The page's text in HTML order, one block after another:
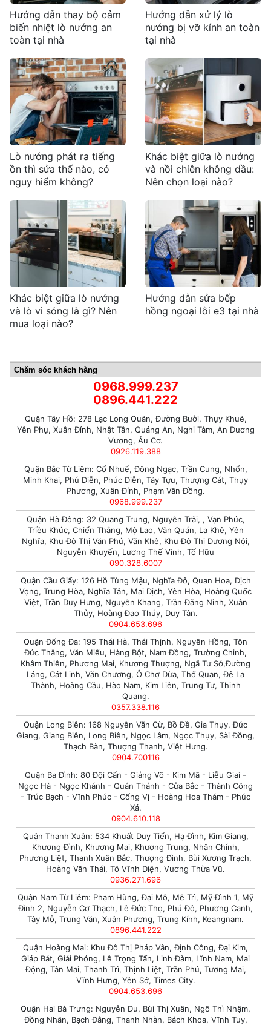
Hướng dẫn thay bộ cảm
biến nhiệt lò nướng an
toàn tại nhà
Hướng dẫn xử lý lò
nướng bị vỡ kính an toàn
tại nhà
Lò nướng phát ra tiếng
ồn thì sửa thế nào, có
nguy hiểm không?
Khác biệt giữa lò nướng
và nồi chiên không dầu:
Nên chọn loại nào?
Khác biệt giữa lò nướng
và lò vi sóng là gì? Nên
mua loại nào?
Hướng dẫn sửa bếp
hồng ngoại lỗi e3​ tại nhà
Chăm sóc khách hàng
0968.999.237
0896.441.222
Quận Tây Hồ: 278 Lạc Long Quân, Đường Bưởi, Thụy Khuê,
Yên Phụ, Xuân Đỉnh, Nhật Tân, Quảng An, Nghi Tàm, An Dương
Vương, Âu Cơ.
0926.119.388
Quận Bắc Từ Liêm: Cổ Nhuế, Đông Ngạc, Trần Cung, Nhổn,
Minh Khai, Phú Diễn, Phúc Diễn, Tây Tựu, Thượng Cát, Thụy
Phương, Xuân Đỉnh, Phạm Văn Đồng.
0968.999.237
Quận Hà Đông: 32 Quang Trung, Nguyễn Trãi, , Vạn Phúc,
Triều Khúc, Chiến Thắng, Mộ Lao, Văn Quán, La Khê, Yên
Nghĩa, Khu Đô Thị Văn Phú, Văn Khê, Khu Đô Thị Dương Nội,
Nguyễn Khuyến, Lương Thế Vinh, Tố Hữu
090.328.6007
Quận Cầu Giấy: 126 Hồ Tùng Mậu, Nghĩa Đô, Quan Hoa, Dịch
Vọng, Trung Hòa, Nghĩa Tân, Mai Dịch, Yên Hòa, Hoàng Quốc
Việt, Trần Duy Hưng, Nguyễn Khang, Trần Đăng Ninh, Xuân
Thủy, Hoàng Đạo Thúy, Duy Tân.
0904.653.696
Quận Đống Đa: 195 Thái Hà, Thái Thịnh, Nguyên Hồng, Tôn
Đức Thắng, Văn Miếu, Hàng Bột, Nam Đồng, Trường Chinh,
Khâm Thiên, Phương Mai, Khương Thượng, Ngã Tư Sở,Đường
Láng, Cát Linh, Văn Chương, Ô Chợ Dừa, Thổ Quan, Đê La
Thành, Hoàng Cầu, Hào Nam, Kim Liên, Trung Tự, Thịnh
Quang.
0357.338.116
Quận Long Biên: 168 Nguyễn Văn Cừ, Bồ Đề, Gia Thụy, Đức
Giang, Giang Biên, Long Biên, Ngọc Lâm, Ngọc Thụy, Sài Đồng,
Thạch Bàn, Thượng Thanh, Việt Hưng.
0904.700116
Quận Ba Đình: 80 Đội Cấn - Giảng Võ - Kim Mã - Liễu Giai -
Ngọc Hà - Ngọc Khánh - Quán Thánh - Cửa Bắc - Thành Công
- Trúc Bạch - Vĩnh Phúc - Cống Vị - Hoàng Hoa Thám - Phúc
Xá.
0904.610.118
Quận Thanh Xuân: 534 Khuất Duy Tiến, Hạ Đình, Kim Giang,
Khương Đình, Khương Mai, Khương Trung, Nhân Chính,
Phương Liệt, Thanh Xuân Bắc, Thượng Đình, Bùi Xương Trạch,
Hoàng Văn Thái, Tô Vĩnh Diện, Vương Thừa Vũ.
0936.271.696
Quận Nam Từ Liêm: Phạm Hùng, Đại Mỗ, Mễ Trì, Mỹ Đình 1, Mỹ
Đình 2, Nguyễn Cơ Thạch, Lê Đức Thọ, Phú Đô, Phương Canh,
Tây Mỗ, Trung Văn, Xuân Phương, Trung Kính, Keangnam.
0896.441.222
Quận Hoàng Mai: Khu Đô Thị Pháp Vân, Định Công, Đại Kim,
Giáp Bát, Giải Phóng, Lê Trọng Tấn, Linh Đàm, Lĩnh Nam, Mai
Động, Tân Mai, Thanh Trì, Thịnh Liệt, Trần Phú, Tương Mai,
Vĩnh Hưng, Yên Sở, Times City.
0904.653.696
Quận Hai Bà Trưng: Nguyễn Du, Bùi Thị Xuân, Ngô Thì Nhậm,
Đồng Nhân, Bạch Đằng, Thanh Nhàn, Bách Khoa, Vĩnh Tuy,